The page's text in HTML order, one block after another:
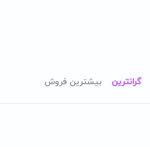
گرانترین بیشترین فروش